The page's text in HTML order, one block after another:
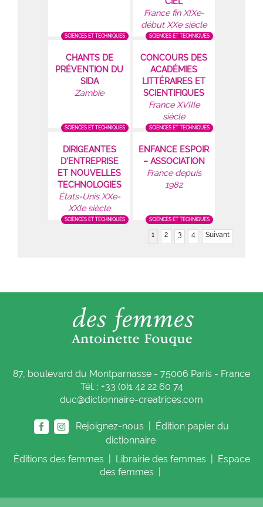
SCIENCES ET TECHNIQUES
France fin XIXe-
début XXe siècle
SCIENCES ET TECHNIQUES
CHANTS DE
PRÉVENTION DU
SIDA
Zambie
SCIENCES ET TECHNIQUES
CONCOURS DES
ACADÉMIES
LITTÉRAIRES ET
SCIENTIFIQUES
France XVIIIe
siècle
SCIENCES ET TECHNIQUES
DIRIGEANTES
D’ENTREPRISE
ET NOUVELLES
TECHNOLOGIES
États-Unis XXe-
XXIe siècle
SCIENCES ET TECHNIQUES
ENFANCE ESPOIR
– ASSOCIATION
France depuis
1982
SCIENCES ET TECHNIQUES
1 2 3 4 Suivant
87, boulevard du Montparnasse - 75006 Paris - France
Tél. : +33 (0)1 42 22 60 74
duc@dictionnaire-creatrices.com
Rejoignez-nous |
Édition papier du
dictionnaire
Éditions des femmes Librairie des femmes
Espace
des femmes